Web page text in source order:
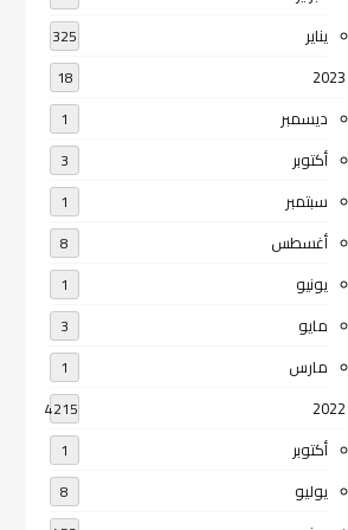
يناير 325
2023
18
ديسمبر 1
أكتوبر 3
سبتمبر 1
أغسطس 8
يونيو 1
مايو 3
مارس 1
2022
4215
أكتوبر 1
يوليو 8